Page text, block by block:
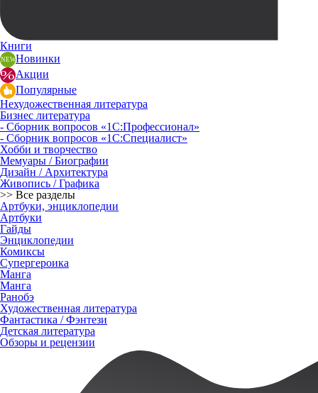
Книги
Новинки
Акции
Популярные
Нехудожественная литература
Бизнес литература
- Сборник вопросов «1С:Профессионал»
- Сборник вопросов «1С:Специалист»
Хобби и творчество
Мемуары / Биографии
Дизайн / Архитектура
Живопись / Графика
>> Все разделы
Артбуки, энциклопедии
Артбуки
Гайды
Энциклопедии
Комиксы
Супергероика
Манга
Манга
Ранобэ
Художественная литература
Фантастика / Фэнтези
Детская литература
Обзоры и рецензии